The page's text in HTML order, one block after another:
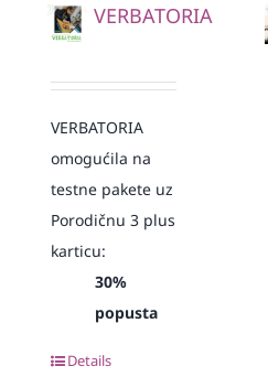
VERBATORIA
VERBATORIA
omogućila na
testne pakete uz
Porodičnu 3 plus
karticu:
30%
popusta
Details